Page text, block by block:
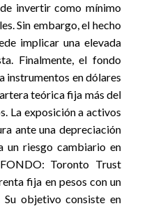
invertir como mínimo
Sin embargo, el hecho
implicar una elevada
Finalmente, el fondo
instrumentos en dólares
teórica fija más del
La exposición a activos
ante una depreciación
un riesgo cambiario en
Toronto Trust
fija en pesos con un
objetivo consiste en